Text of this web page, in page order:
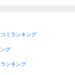
ミランキング
グ
ンキング